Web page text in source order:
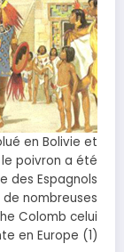
en Bolivie et
poivron a été
des Espagnols
nombreuses
Colomb celui
en Europe (1).